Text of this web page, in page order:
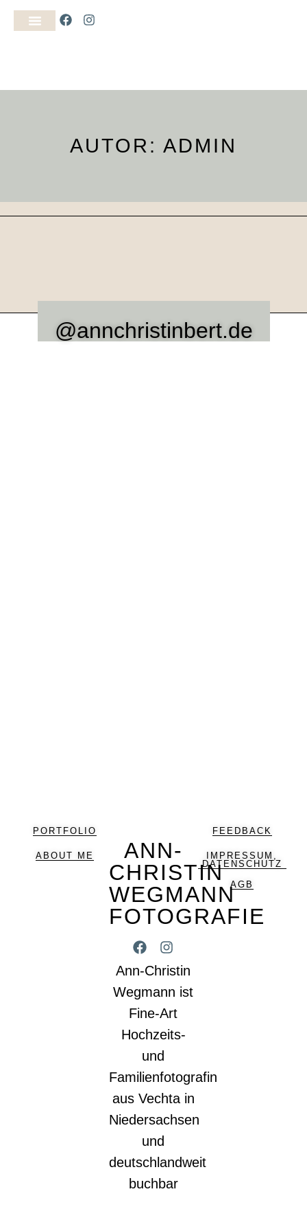
AUTOR: ADMIN
@annchristinbert.de
PORTFOLIO
ABOUT ME
ANN-
CHRISTIN
WEGMANN
FOTOGRAFIE
Ann-Christin
Wegmann ist
Fine-Art
Hochzeits-
und
Familienfotografin
aus Vechta in
Niedersachsen
und
deutschlandweit
buchbar
FEEDBACK
IMPRESSUM,
DATENSCHUTZ
AGB